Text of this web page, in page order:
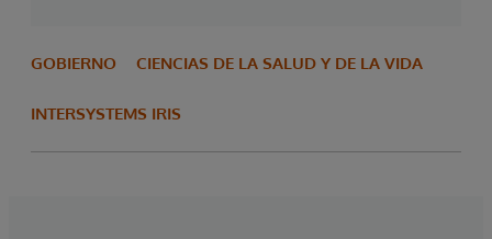
GOBIERNO CIENCIAS DE LA SALUD Y DE LA VIDA
INTERSYSTEMS IRIS